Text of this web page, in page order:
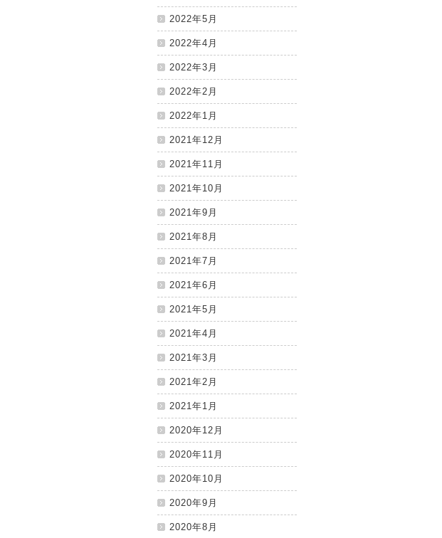
2022年5月
2022年4月
2022年3月
2022年2月
2022年1月
2021年12月
2021年11月
2021年10月
2021年9月
2021年8月
2021年7月
2021年6月
2021年5月
2021年4月
2021年3月
2021年2月
2021年1月
2020年12月
2020年11月
2020年10月
2020年9月
2020年8月